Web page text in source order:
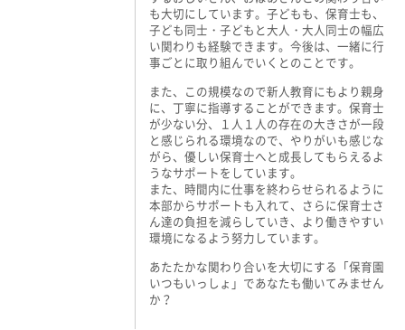
も大切にしています。子どもも、保育士も、
子ども同士・子どもと大人・大人同士の幅広
い関わりも経験できます。今後は、一緒に行
事ごとに取り組んでいくとのことです。
また、この規模なので新人教育にもより親身
に、丁寧に指導することができます。保育士
が少ない分、１人１人の存在の大きさが一段
と感じられる環境なので、やりがいも感じな
がら、優しい保育士へと成長してもらえるよ
うなサポートをしています。
また、時間内に仕事を終わらせられるように
本部からサポートも入れて、さらに保育士さ
ん達の負担を減らしていき、より働きやすい
環境になるよう努力しています。
あたたかな関わり合いを大切にする「保育園
いつもいっしょ」であなたも働いてみません
か？